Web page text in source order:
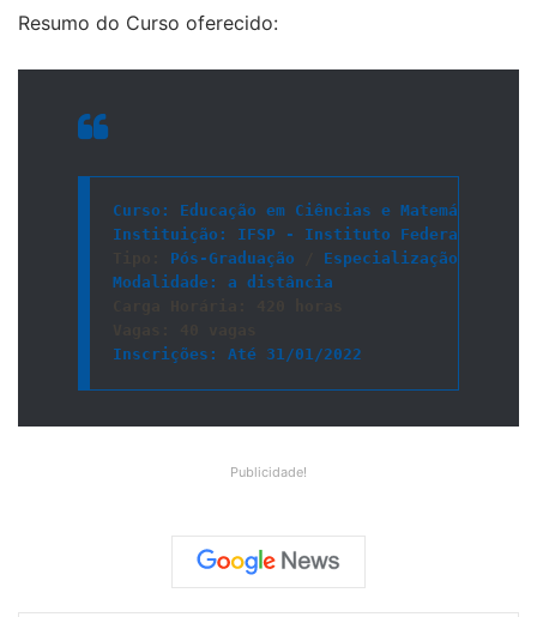
Resumo do Curso oferecido:
Curso
Instituição
Pós-Graduação
Especialização
Modalidade
Inscrições : Até 31/01/2022
Publicidade!